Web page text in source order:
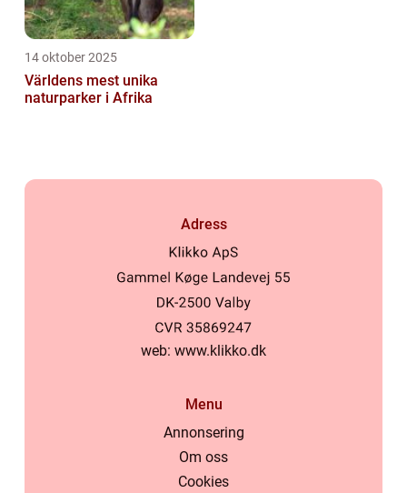
14 oktober 2025
Världens mest unika
naturparker i Afrika
Adress
web: www.klikko.dk
Menu
Annonsering
Om oss
Cookies